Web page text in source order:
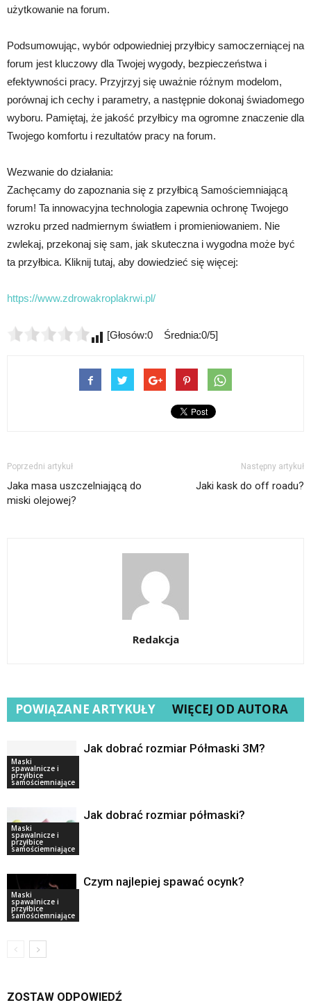
użytkowanie na forum.
Podsumowując, wybór odpowiedniej przyłbicy samoczerniącej na
forum jest kluczowy dla Twojej wygody, bezpieczeństwa i
efektywności pracy. Przyjrzyj się uważnie różnym modelom,
porównaj ich cechy i parametry, a następnie dokonaj świadomego
wyboru. Pamiętaj, że jakość przyłbicy ma ogromne znaczenie dla
Twojego komfortu i rezultatów pracy na forum.
Wezwanie do działania:
Zachęcamy do zapoznania się z przyłbicą Samościemniającą
forum! Ta innowacyjna technologia zapewnia ochronę Twojego
wzroku przed nadmiernym światłem i promieniowaniem. Nie
zwlekaj, przekonaj się sam, jak skuteczna i wygodna może być
ta przyłbica. Kliknij tutaj, aby dowiedzieć się więcej:
https://www.zdrowakroplakrwi.pl/
[Głosów:0 Średnia:0/5]
Poprzedni artykuł
Jaka masa uszczelniającą do
miski olejowej?
Następny artykuł
Jaki kask do off roadu?
Redakcja
POWIĄZANE ARTYKUŁY WIĘCEJ OD AUTORA
Maski
spawalnicze i
przyłbice
samościemniające
Jak dobrać rozmiar Półmaski 3M?
Maski
spawalnicze i
przyłbice
samościemniające
Jak dobrać rozmiar półmaski?
Maski
spawalnicze i
przyłbice
samościemniające
Czym najlepiej spawać ocynk?
ZOSTAW ODPOWIEDŹ